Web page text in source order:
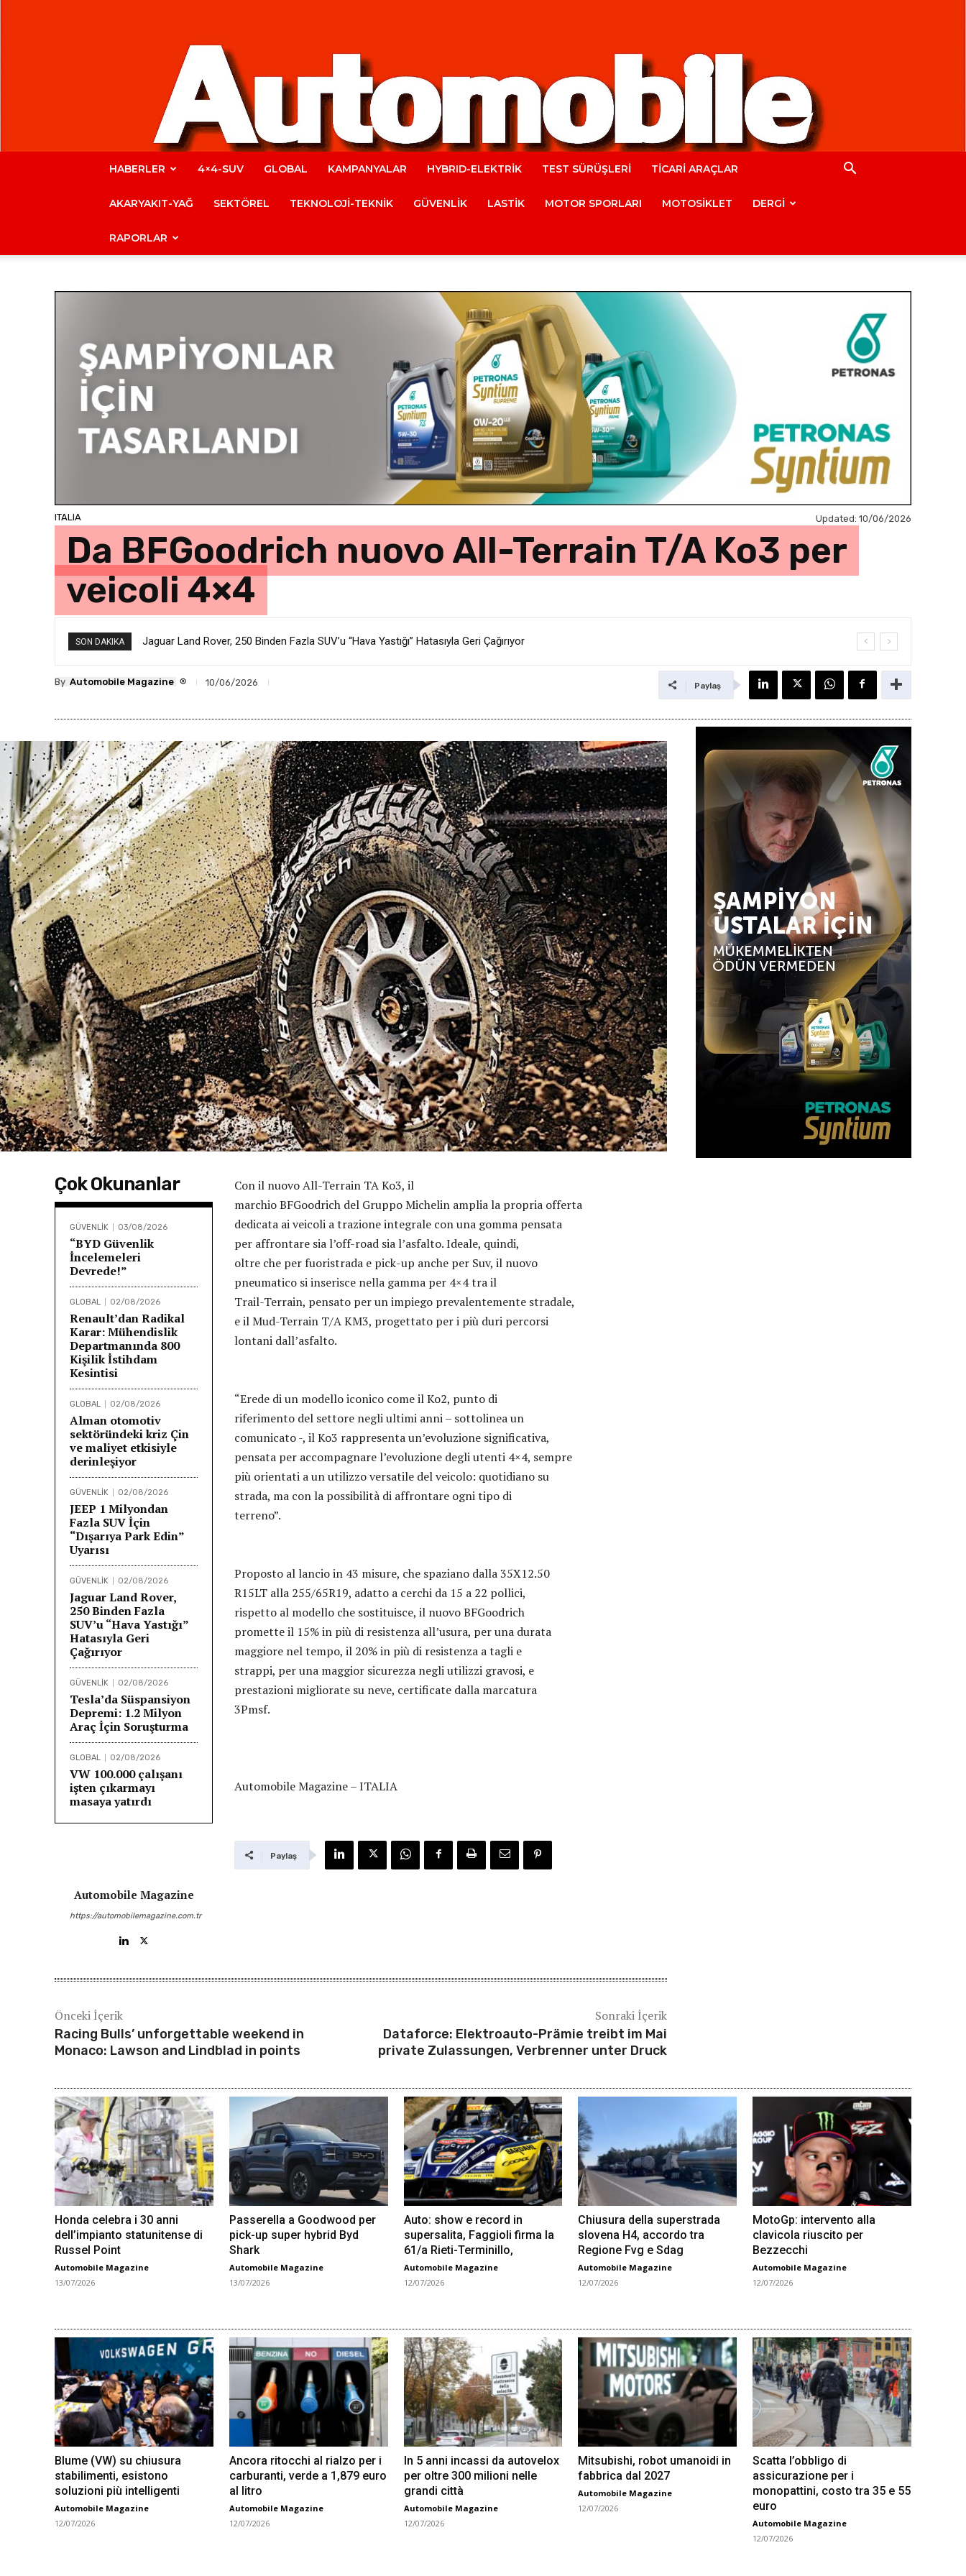
Automobile
Magazine
HABERLER 4×4-SUV GLOBAL KAMPANYALAR HYBRID-ELEKTRİK TEST SÜRÜŞLERİ TİCARİ ARAÇLAR
AKARYAKIT-YAĞ SEKTÖREL TEKNOLOJİ-TEKNİK GÜVENLİK LASTİK MOTOR SPORLARI MOTOSİKLET DERGİ
RAPORLAR
ITALIA Updated: 10/06/2026
Da BFGoodrich nuovo All-Terrain T/A Ko3 per
veicoli 4×4
SON DAKIKA Jaguar Land Rover, 250 Binden Fazla SUV’u “Hava Yastığı” Hatasıyla Geri Çağırıyor
By Automobile Magazine ® 10/06/2026 Paylaş
Çok Okunanlar
GÜVENLİK 03/08/2026
“BYD Güvenlik
İncelemeleri
Devrede!”
GLOBAL 02/08/2026
Renault’dan Radikal
Karar: Mühendislik
Departmanında 800
Kişilik İstihdam
Kesintisi
GLOBAL 02/08/2026
Alman otomotiv
sektöründeki kriz Çin
ve maliyet etkisiyle
derinleşiyor
GÜVENLİK 02/08/2026
JEEP 1 Milyondan
Fazla SUV İçin
“Dışarıya Park Edin”
Uyarısı
GÜVENLİK 02/08/2026
Jaguar Land Rover,
250 Binden Fazla
SUV’u “Hava Yastığı”
Hatasıyla Geri
Çağırıyor
GÜVENLİK 02/08/2026
Tesla’da Süspansiyon
Depremi: 1.2 Milyon
Araç İçin Soruşturma
GLOBAL 02/08/2026
VW 100.000 çalışanı
işten çıkarmayı
masaya yatırdı
Automobile Magazine
https://automobilemagazine.com.tr
Con il nuovo All-Terrain TA Ko3, il
marchio BFGoodrich del Gruppo Michelin amplia la propria offerta
dedicata ai veicoli a trazione integrale con una gomma pensata
per affrontare sia l’off-road sia l’asfalto. Ideale, quindi,
oltre che per fuoristrada e pick-up anche per Suv, il nuovo
pneumatico si inserisce nella gamma per 4×4 tra il
Trail-Terrain, pensato per un impiego prevalentemente stradale,
e il Mud-Terrain T/A KM3, progettato per i più duri percorsi
lontani dall’asfalto.
“Erede di un modello iconico come il Ko2, punto di
riferimento del settore negli ultimi anni – sottolinea un
comunicato -, il Ko3 rappresenta un’evoluzione significativa,
pensata per accompagnare l’evoluzione degli utenti 4×4, sempre
più orientati a un utilizzo versatile del veicolo: quotidiano su
strada, ma con la possibilità di affrontare ogni tipo di
terreno”.
Proposto al lancio in 43 misure, che spaziano dalla 35X12.50
R15LT alla 255/65R19, adatto a cerchi da 15 a 22 pollici,
rispetto al modello che sostituisce, il nuovo BFGoodrich
promette il 15% in più di resistenza all’usura, per una durata
maggiore nel tempo, il 20% in più di resistenza a tagli e
strappi, per una maggior sicurezza negli utilizzi gravosi, e
prestazioni migliorate su neve, certificate dalla marcatura
3Pmsf.
Automobile Magazine – ITALIA
Paylaş
Önceki İçerik
Racing Bulls’ unforgettable weekend in
Monaco: Lawson and Lindblad in points
Sonraki İçerik
Dataforce: Elektroauto-Prämie treibt im Mai
private Zulassungen, Verbrenner unter Druck
Honda celebra i 30 anni
dell’impianto statunitense di
Russel Point
Automobile Magazine
13/07/2026
Passerella a Goodwood per
pick-up super hybrid Byd
Shark
Automobile Magazine
13/07/2026
Auto: show e record in
supersalita, Faggioli firma la
61/a Rieti-Terminillo,
Automobile Magazine
12/07/2026
Chiusura della superstrada
slovena H4, accordo tra
Regione Fvg e Sdag
Automobile Magazine
12/07/2026
MotoGp: intervento alla
clavicola riuscito per
Bezzecchi
Automobile Magazine
12/07/2026
Blume (VW) su chiusura
stabilimenti, esistono
soluzioni più intelligenti
Automobile Magazine
12/07/2026
Ancora ritocchi al rialzo per i
carburanti, verde a 1,879 euro
al litro
Automobile Magazine
12/07/2026
In 5 anni incassi da autovelox
per oltre 300 milioni nelle
grandi città
Automobile Magazine
12/07/2026
Mitsubishi, robot umanoidi in
fabbrica dal 2027
Automobile Magazine
12/07/2026
Scatta l’obbligo di
assicurazione per i
monopattini, costo tra 35 e 55
euro
Automobile Magazine
12/07/2026